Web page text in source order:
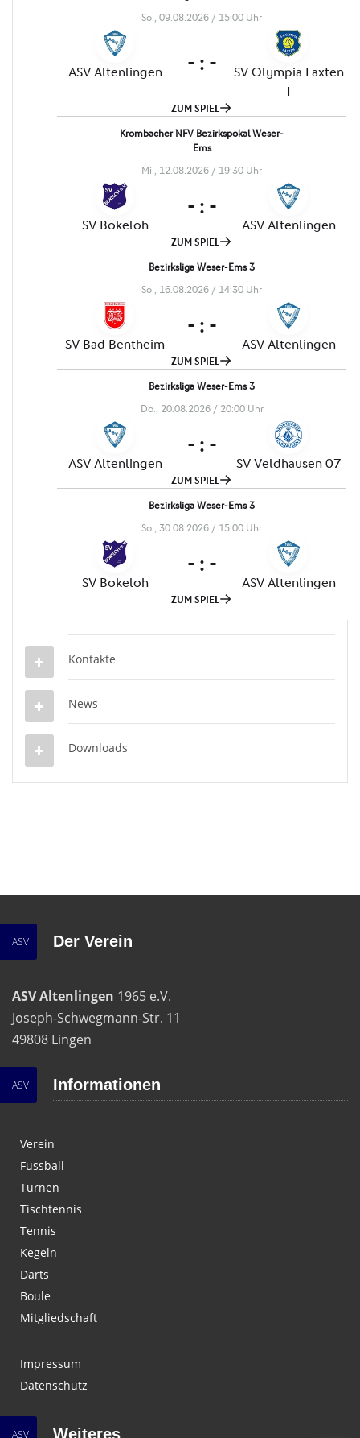
Kontakte
News
Downloads
ASV Der Verein
ASV Altenlingen 1965 e.V.
Joseph-Schwegmann-Str. 11
49808 Lingen
ASV Informationen
Verein
Fussball
Turnen
Tischtennis
Tennis
Kegeln
Darts
Boule
Mitgliedschaft
Impressum
Datenschutz
ASV Weiteres